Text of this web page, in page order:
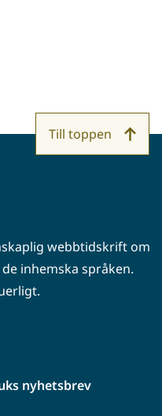
webbtidskrift om
inhemska språken.
nyhetsbrev
Till toppen